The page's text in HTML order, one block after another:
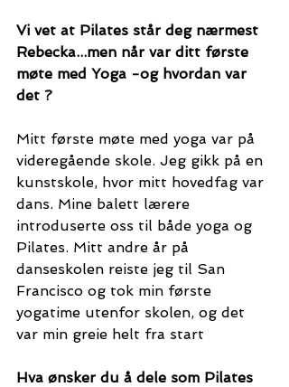
Vi vet at Pilates står deg nærmest
Rebecka...men når var ditt første
møte med Yoga -og hvordan var
det ?
Mitt første møte med yoga var på
videregående skole. Jeg gikk på en
kunstskole, hvor mitt hovedfag var
dans. Mine balett lærere
introduserte oss til både yoga og
Pilates. Mitt andre år på
danseskolen reiste jeg til San
Francisco og tok min første
yogatime utenfor skolen, og det
var min greie helt fra start
Hva ønsker du å dele som Pilates